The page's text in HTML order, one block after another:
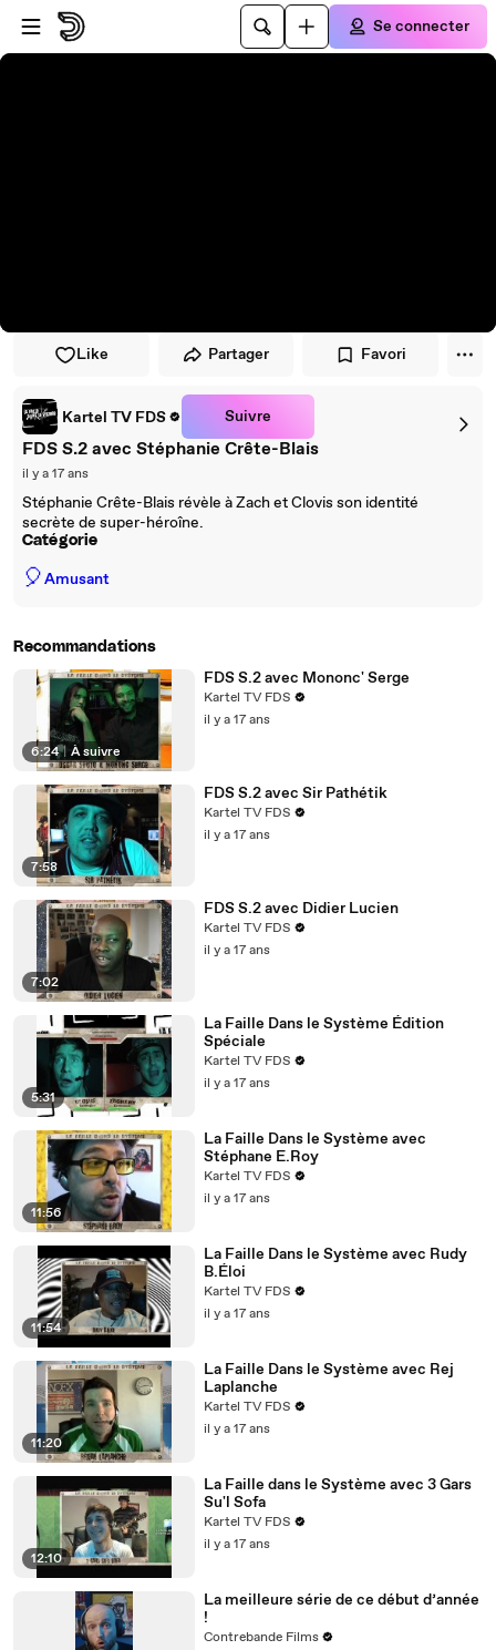
Passer au player
Passer au contenu principal
Se connecter
Like Partager Favori
Kartel TV FDS Suivre
FDS S.2 avec Stéphanie Crête-Blais
il y a 17 ans
Stéphanie Crête-Blais révèle à Zach et Clovis son identité
secrète de super-héroîne.
Catégorie
🎈Amusant
Recommandations
6:24 | À suivre
FDS S.2 avec Mononc' Serge
Kartel TV FDS
il y a 17 ans
7:58
FDS S.2 avec Sir Pathétik
Kartel TV FDS
il y a 17 ans
7:02
FDS S.2 avec Didier Lucien
Kartel TV FDS
il y a 17 ans
5:31
La Faille Dans le Système Édition
Spéciale
Kartel TV FDS
il y a 17 ans
11:56
La Faille Dans le Système avec
Stéphane E.Roy
Kartel TV FDS
il y a 17 ans
11:54
La Faille Dans le Système avec Rudy
B.Éloi
Kartel TV FDS
il y a 17 ans
11:20
La Faille Dans le Système avec Rej
Laplanche
Kartel TV FDS
il y a 17 ans
12:10
La Faille dans le Système avec 3 Gars
Su'l Sofa
Kartel TV FDS
il y a 17 ans
La meilleure série de ce début d’année
!
Contrebande Films